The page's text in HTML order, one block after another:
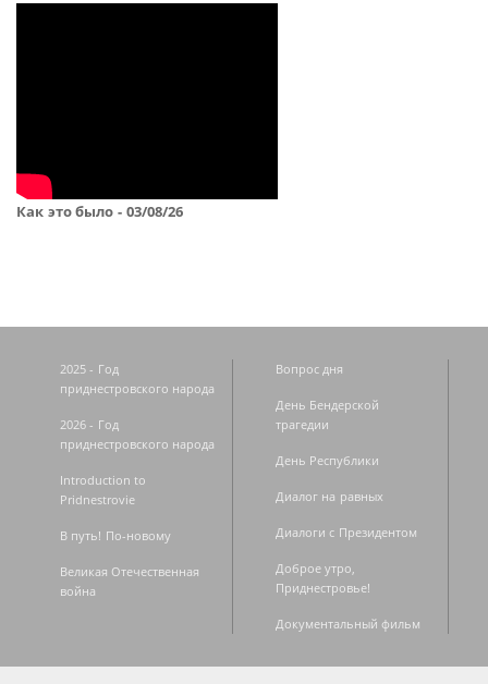
Как это было - 03/08/26
2025 - Год
приднестровского народа
2026 - Год
приднестровского народа
Introduction to
Pridnestrovie
В путь! По-новому
Великая Отечественная
война
Вопрос дня
День Бендерской
трагедии
День Республики
Диалог на равных
Диалоги с Президентом
Доброе утро,
Приднестровье!
Документальный фильм